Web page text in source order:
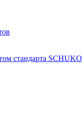
стандарта SCHUKO